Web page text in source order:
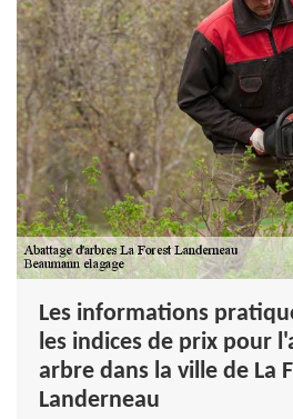
Les informations
les indices de prix pour
arbre dans la ville de La
Landerneau